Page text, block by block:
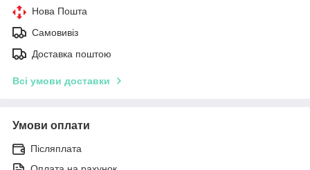
Нова Пошта
Самовивіз
Доставка поштою
Всі умови доставки
Умови оплати
Післяплата